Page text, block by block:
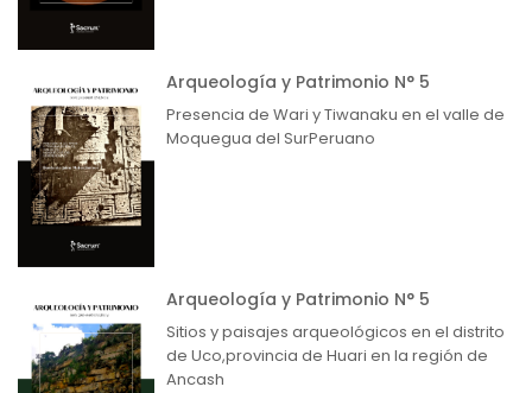
Arqueología y Patrimonio N° 5
Presencia de Wari y Tiwanaku en el valle de
Moquegua del SurPeruano
Arqueología y Patrimonio N° 5
Sitios y paisajes arqueológicos en el distrito
de Uco,provincia de Huari en la región de
Ancash